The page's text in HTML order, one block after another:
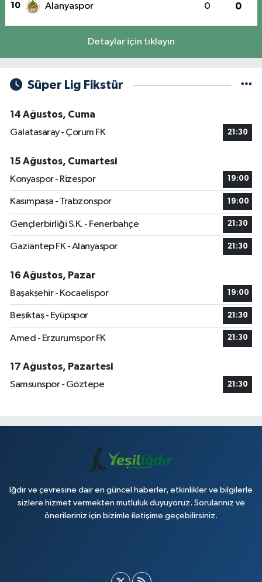
10 Alanyaspor 0 0
Detaylar için tıklayın
Süper Lig Fikstür
14 Ağustos, Cuma
Galatasaray - Çorum FK
21:30
15 Ağustos, Cumartesi
Konyaspor - Rizespor
19:00
Kasımpaşa - Trabzonspor 19:00
Gençlerbirliği S.K. - Fenerbahçe 21:30
Gaziantep FK - Alanyaspor 21:30
16 Ağustos, Pazar
Başakşehir - Kocaelispor
19:00
Beşiktaş - Eyüpspor 21:30
Amed - Erzurumspor FK 21:30
17 Ağustos, Pazartesi
Samsunspor - Göztepe
21:30
Iğdır ve çevresine dair en güncel haberler, etkinlikler ve bilgilerle
sizlere hizmet vermekten mutluluk duyuyoruz. Sorularınız ve
önerileriniz için bizimle iletişime geçebilirsiniz.